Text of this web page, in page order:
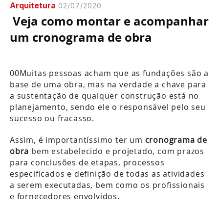
Arquitetura 02/07/2020
Veja como montar e acompanhar
um cronograma de obra
00Muitas pessoas acham que as fundações são a
base de uma obra, mas na verdade a chave para
a sustentação de qualquer construção está no
planejamento, sendo ele o responsável pelo seu
sucesso ou fracasso.
Assim, é importantíssimo ter um cronograma de
obra bem estabelecido e projetado, com prazos
para conclusões de etapas, processos
especificados e definição de todas as atividades
a serem executadas, bem como os profissionais
e fornecedores envolvidos.